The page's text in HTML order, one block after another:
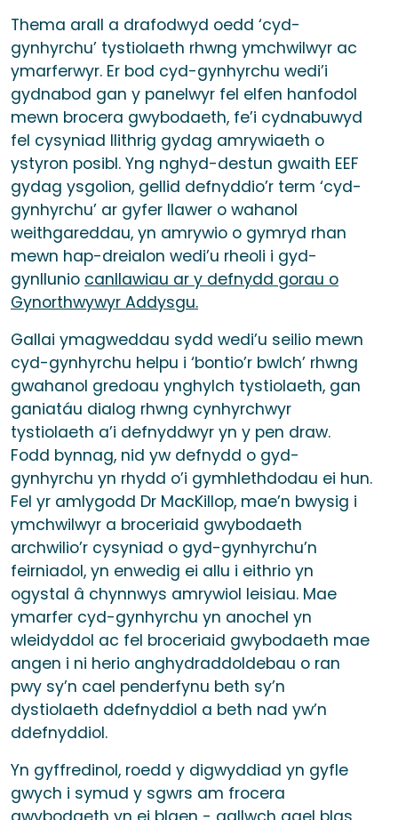
Thema arall a drafodwyd oedd ‘cyd-
gynhyrchu’ tystiolaeth rhwng ymchwilwyr ac
ymarferwyr. Er bod cyd-gynhyrchu wedi’i
gydnabod gan y panelwyr fel elfen hanfodol
mewn brocera gwybodaeth, fe’i cydnabuwyd
fel cysyniad llithrig gydag amrywiaeth o
ystyron posibl. Yng nghyd-destun gwaith EEF
gydag ysgolion, gellid defnyddio’r term ‘cyd-
gynhyrchu’ ar gyfer llawer o wahanol
weithgareddau, yn amrywio o gymryd rhan
mewn hap-dreialon wedi’u rheoli i gyd-
gynllunio canllawiau ar y defnydd gorau o
Gynorthwywyr Addysgu.
Gallai ymagweddau sydd wedi’u seilio mewn
cyd-gynhyrchu helpu i ‘bontio’r bwlch’ rhwng
gwahanol gredoau ynghylch tystiolaeth, gan
ganiatáu dialog rhwng cynhyrchwyr
tystiolaeth a’i defnyddwyr yn y pen draw.
Fodd bynnag, nid yw defnydd o gyd-
gynhyrchu yn rhydd o’i gymhlethdodau ei hun.
Fel yr amlygodd Dr MacKillop, mae’n bwysig i
ymchwilwyr a broceriaid gwybodaeth
archwilio’r cysyniad o gyd-gynhyrchu’n
feirniadol, yn enwedig ei allu i eithrio yn
ogystal â chynnwys amrywiol leisiau. Mae
ymarfer cyd-gynhyrchu yn anochel yn
wleidyddol ac fel broceriaid gwybodaeth mae
angen i ni herio anghydraddoldebau o ran
pwy sy’n cael penderfynu beth sy’n
dystiolaeth ddefnyddiol a beth nad yw’n
ddefnyddiol.
Yn gyffredinol, roedd y digwyddiad yn gyfle
gwych i symud y sgwrs am frocera